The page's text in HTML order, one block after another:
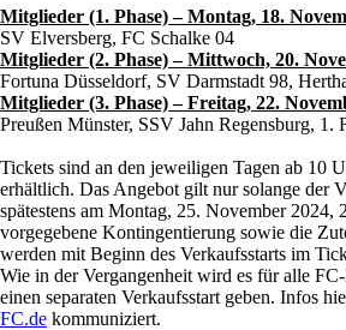
Mitglieder (1. Phase) – Montag, 18.
SV Elversberg, FC Schalke 04
Mitglieder (2. Phase) – Mittwoch, 20.
Fortuna Düsseldorf, SV Darmstadt 98,
Mitglieder (3. Phase) – Freitag, 22.
Preußen Münster, SSV Jahn Regensburg, 1.
Tickets sind an den jeweiligen Tagen ab 10
erhältlich. Das Angebot gilt nur solange der
spätestens am Montag, 25. November 2024,
vorgegebene Kontingentierung sowie die
werden mit Beginn des Verkaufsstarts im
Wie in der Vergangenheit wird es für alle
einen separaten Verkaufsstart geben. Infos
FC.de kommuniziert.